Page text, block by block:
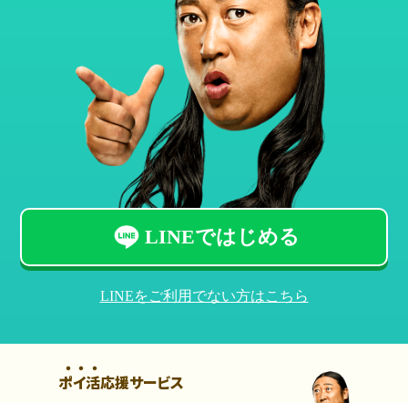
LINEではじめる
LINEをご利用でない方はこちら
ポイ活応援サービス